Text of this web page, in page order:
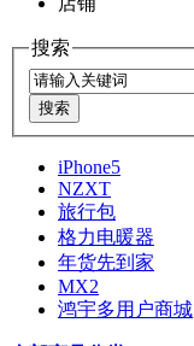
搜索
iPhone5
NZXT
旅行包
格力电暖器
年货先到家
MX2
鸿宇多用户商城